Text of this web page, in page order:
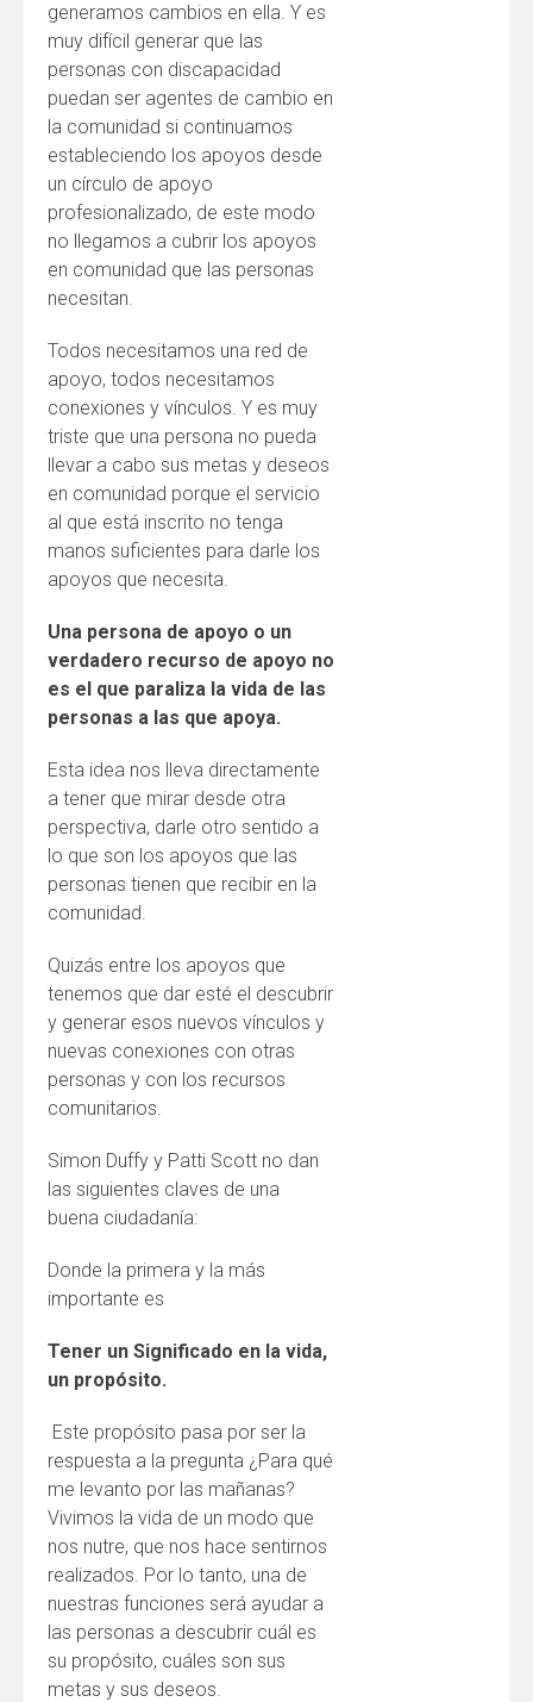
generamos cambios en ella. Y es
muy difícil generar que las
personas con discapacidad
puedan ser agentes de cambio en
la comunidad si continuamos
estableciendo los apoyos desde
un círculo de apoyo
profesionalizado, de este modo
no llegamos a cubrir los apoyos
en comunidad que las personas
necesitan.
Todos necesitamos una red de
apoyo, todos necesitamos
conexiones y vínculos. Y es muy
triste que una persona no pueda
llevar a cabo sus metas y deseos
en comunidad porque el servicio
al que está inscrito no tenga
manos suficientes para darle los
apoyos que necesita.
Una persona de apoyo o un
verdadero recurso de apoyo no
es el que paraliza la vida de las
personas a las que apoya.
Esta idea nos lleva directamente
a tener que mirar desde otra
perspectiva, darle otro sentido a
lo que son los apoyos que las
personas tienen que recibir en la
comunidad.
Quizás entre los apoyos que
tenemos que dar esté el descubrir
y generar esos nuevos vínculos y
nuevas conexiones con otras
personas y con los recursos
comunitarios.
Simon Duffy y Patti Scott no dan
las siguientes claves de una
buena ciudadanía:
Donde la primera y la más
importante es
Tener un Significado en la vida,
un propósito.
Este propósito pasa por ser la
respuesta a la pregunta ¿Para qué
me levanto por las mañanas?
Vivimos la vida de un modo que
nos nutre, que nos hace sentirnos
realizados. Por lo tanto, una de
nuestras funciones será ayudar a
las personas a descubrir cuál es
su propósito, cuáles son sus
metas y sus deseos.